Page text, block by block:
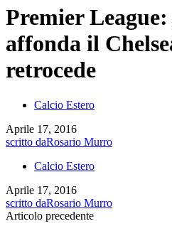
Premier
affonda il
retrocede
Calcio Estero
Aprile 17, 2016
scritto daRosario Murro
Calcio Estero
Aprile 17, 2016
scritto daRosario Murro
Articolo precedente